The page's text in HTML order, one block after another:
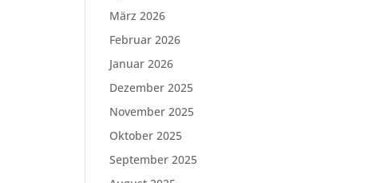
März 2026
Februar 2026
Januar 2026
Dezember 2025
November 2025
Oktober 2025
September 2025